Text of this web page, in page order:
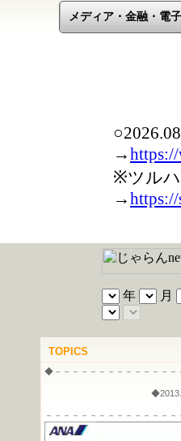
メディア・金融・電
TOPICS
◆－－－－－－－－－－－－－－
◆2013.03の記事
－－－－－－－－－－－－－－